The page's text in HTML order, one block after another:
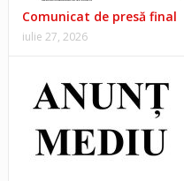
Comunicat de presă final
iulie 27, 2026